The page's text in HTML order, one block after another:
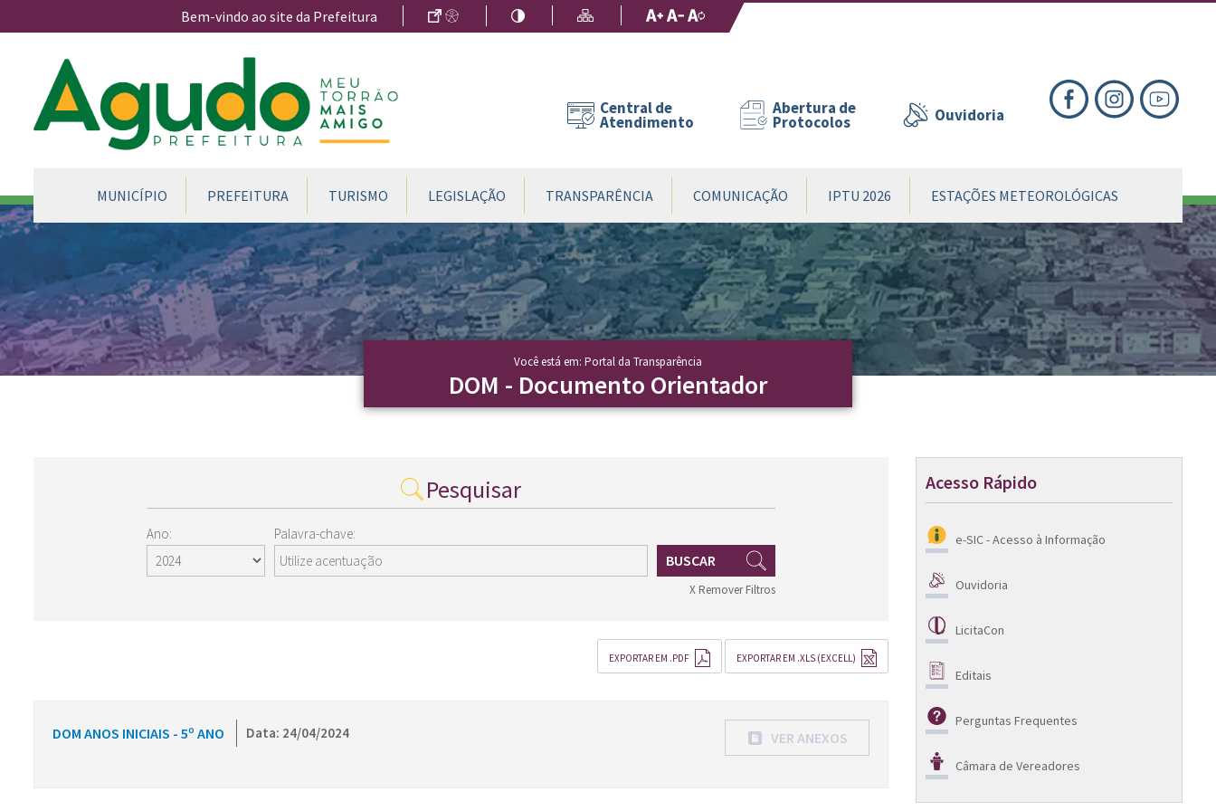
Bem-vindo ao site da Prefeitura Ir para o Conteúdo
AcessibilidadeAlto ContrasteMapa do Site Aumentar Fonte
Diminuir Fonte
Fonte Original
Central de
Atendimento
Abertura de
Protocolos Ouvidoria
CONTEÚDO DO MENU
MUNICÍPIO PREFEITURA TURISMO LEGISLAÇÃO TRANSPARÊNCIA COMUNICAÇÃO IPTU 2026 ESTAÇÕES METEOROLÓGICAS
Conteúdo Principal
Você está em: Portal da Transparência
DOM - Documento Orientador
Pesquisar
Ano: Palavra-chave:
BUSCAR
X Remover Filtros
EXPORTAR EM .XLS (EXCELL)
EXPORTAR EM .PDF
DOM ANOS INICIAIS - 5º ANO Data: 24/04/2024 VER ANEXOS
Acesso Rápido
e-SIC - Acesso à Informação
Ouvidoria
LicitaCon
Editais
Perguntas Frequentes
Câmara de Vereadores